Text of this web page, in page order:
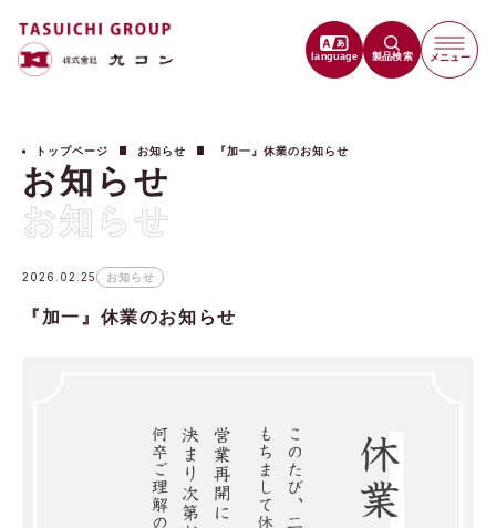
language 製品検索 メニュー
トップページ お知らせ 『加一』休業のお知らせ
お知らせ
お知らせ
2026.02.25 お知らせ
『加一』休業のお知らせ